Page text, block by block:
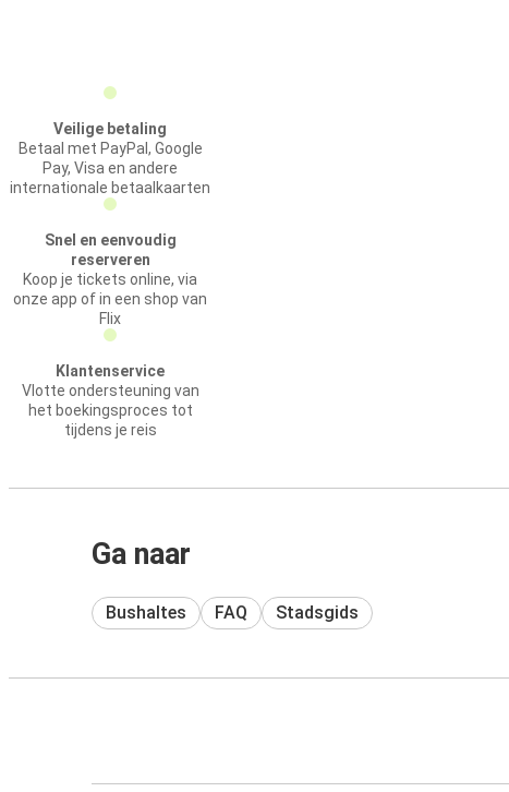
Veilige betaling
Betaal met PayPal, Google
Pay, Visa en andere
internationale betaalkaarten
Snel en eenvoudig
reserveren
Koop je tickets online, via
onze app of in een shop van
Flix
Klantenservice
Vlotte ondersteuning van
het boekingsproces tot
tijdens je reis
Ga naar
Bushaltes FAQ Stadsgids